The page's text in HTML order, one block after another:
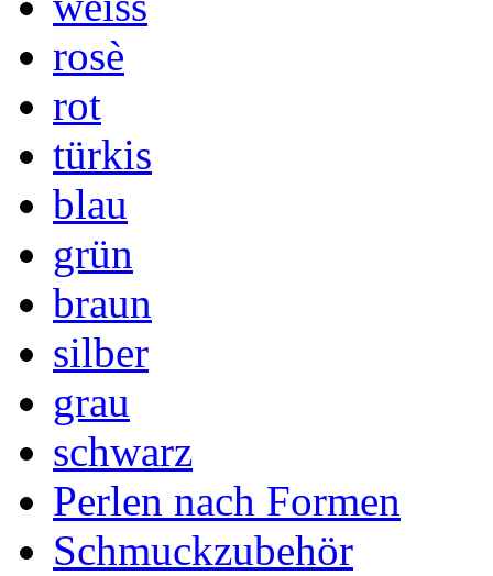
rosè
rot
türkis
blau
grün
braun
silber
grau
schwarz
Perlen nach Formen
Schmuckzubehör